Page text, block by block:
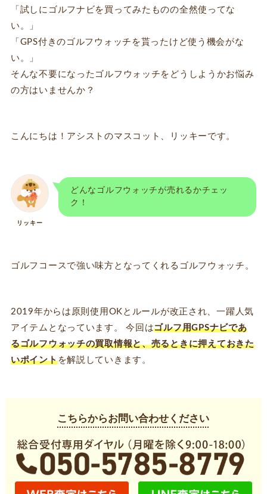
「試しにゴルフナビを買ってみたものの全然使ってな
い。」
「GPS付きのゴルフウォッチを貰ったけど使う機会がな
い。」
そんな不要になったゴルフウォッチをどうしようかお悩み
の方はいませんか？
こんにちは！アシストのマスコット、リッキーです。
リッキー
どんなゴルフウォッチが売れるかチェッ
ク！
ゴルフコースで強い味方となってくれるゴルフウォッチ。
2019年からは原則使用OKとルールが改正され、一躍人気
アイテムとなっています。 今回はゴルフ用GPSナビであ
るゴルフウォッチの買取情報と、売るときに押えておきた
いポイントを解説していきます。
こちらからお問い合わせください